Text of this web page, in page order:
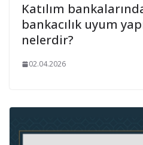
Katılım
bankacılık uyum
nelerdir?
02.04.2026